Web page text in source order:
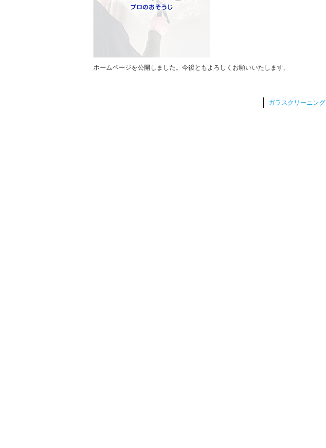
ホームページを公開しました。今後ともよろしくお願いいたします。
ガラスクリーニング